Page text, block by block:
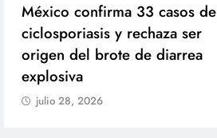
México confirma 33 casos de
ciclosporiasis y rechaza ser
origen del brote de diarrea
explosiva
julio 28, 2026